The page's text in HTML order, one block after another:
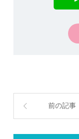
前の記事